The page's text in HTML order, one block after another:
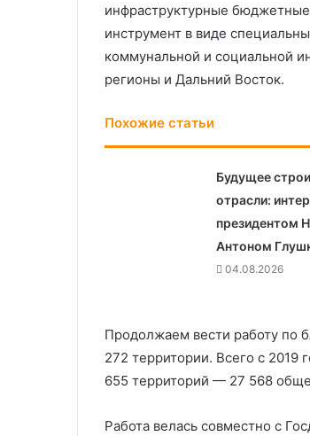
инфраструктурные
инструмент в виде
коммунальной и социальной
регионы и Дальний Восток.
Похожие статьи
Будущее
отрасли:
президентом
Антоном
04.08.2026
Продолжаем вести работу по
272 территории. Всего с 2019
655 территорий — 27 568
Работа велась совместно с